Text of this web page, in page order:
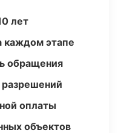
лет
каждом этапе
обращения
оплаты
объектов